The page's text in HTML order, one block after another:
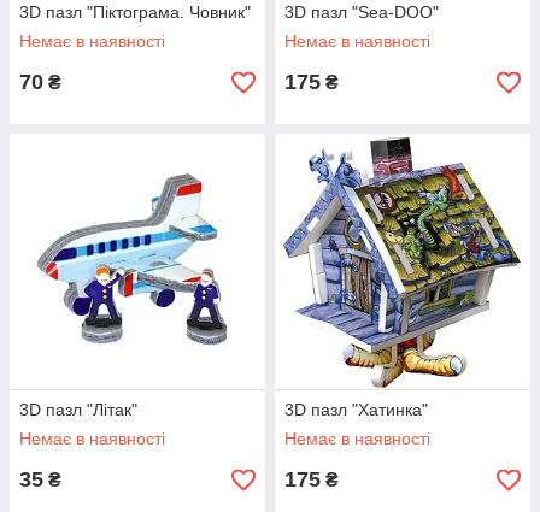
3D пазл "Піктограма. Човник"
Немає в наявності
70 ₴
3D пазл "Sea-DOO"
Немає в наявності
175 ₴
3D пазл "Літак"
Немає в наявності
35 ₴
3D пазл "Хатинка"
Немає в наявності
175 ₴